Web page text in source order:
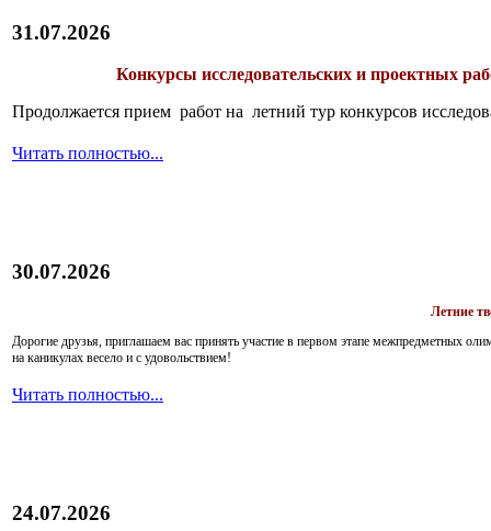
31.07.2026
Конкурсы исследовательских и проектных
Продолжается прием работ на летний тур конкурсов
Читать полностью...
30.07.2026
Летние
Дорогие друзья, приглашаем вас принять участие в первом этапе межпредметных
на каникулах весело и с удовольствием!
Читать полностью...
24.07.2026